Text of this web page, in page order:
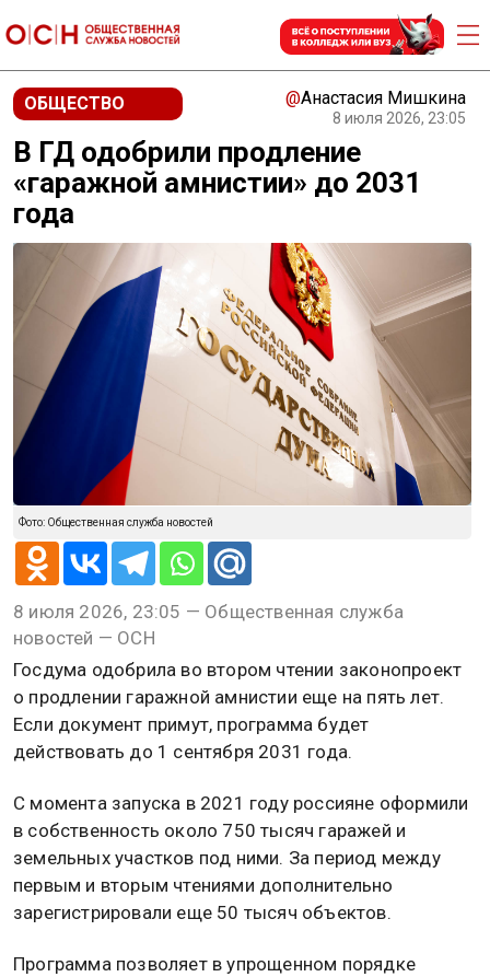
ОБЩЕСТВО @Анастасия Мишкина
8 июля 2026, 23:05
В ГД одобрили продление
«гаражной амнистии» до 2031
года
Фото: Общественная служба новостей
8 июля 2026, 23:05 — Общественная служба
новостей — ОСН
Госдума одобрила во втором чтении законопроект
о продлении гаражной амнистии еще на пять лет.
Если документ примут, программа будет
действовать до 1 сентября 2031 года.
С момента запуска в 2021 году россияне оформили
в собственность около 750 тысяч гаражей и
земельных участков под ними. За период между
первым и вторым чтениями дополнительно
зарегистрировали еще 50 тысяч объектов.
Программа позволяет в упрощенном порядке